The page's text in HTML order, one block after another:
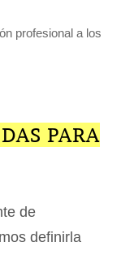
profesional a los
PARA
de
definirla